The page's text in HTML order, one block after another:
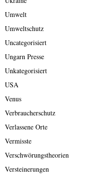
Umwelt
Umweltschutz
Uncategorisiert
Ungarn Presse
Unkategorisiert
USA
Venus
Verbraucherschutz
Verlassene Orte
Vermisste
Verschwörungstheorien
Versteinerungen